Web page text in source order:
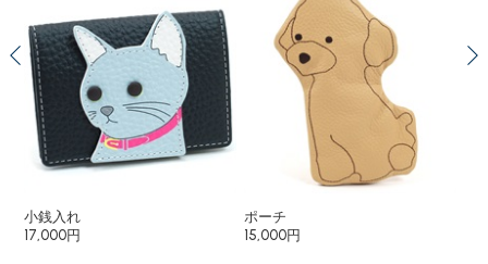
小銭入れ
17,000円
ポーチ
15,000円